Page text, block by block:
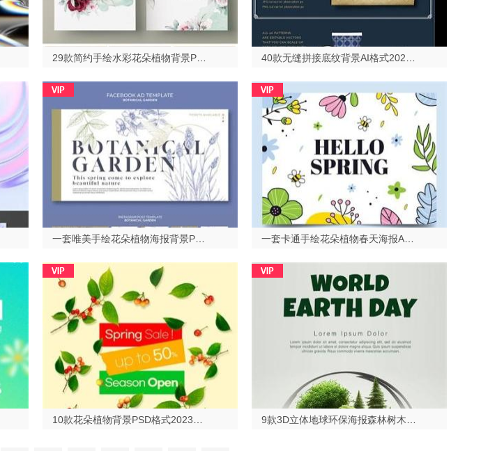
29款简约手绘水彩花朵植物背景PSD格式2023513 40款无缝拼接底纹背景AI格式2023513
一套唯美手绘花朵植物海报背景PSD格式2023513 一套卡通手绘花朵植物春天海报AI格式2023513
10款花朵植物背景PSD格式2023528 9款3D立体地球环保海报森林树木环境PSD格式2023528